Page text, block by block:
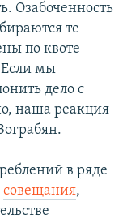
Озабоченность
те
по квоте
мы
дело с
наша реакция
в ряде
совещания,